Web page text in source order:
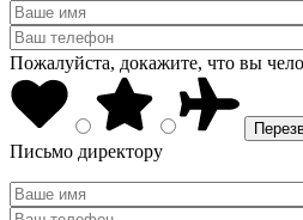
Пожалуйста, докажите, что вы
Письмо директору